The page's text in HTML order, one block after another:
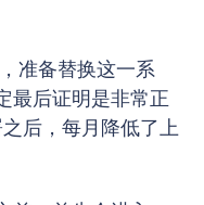
准备替换这一系
最后证明是非常正
后，每月降低了上